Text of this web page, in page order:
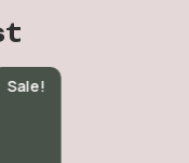
Sale!